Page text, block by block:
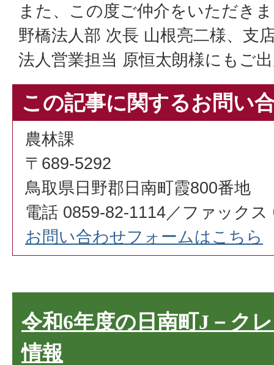
また、この度ご仲介をいただき
野橋法人部 次長 山根亮二様、支
法人営業担当 原恒太朗様にもご
この記事に関するお問い
農林課
〒689-5292
鳥取県日野郡日南町霞800番地
電話 0859-82-1114／ファックス
お問い合わせフォームはこちら
令和6年度の日南町J－ク
情報